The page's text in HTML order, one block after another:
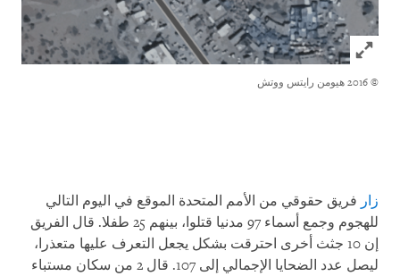
Click to expand Image
© 2016 هيومن رايتس ووتش
زار فريق حقوقي من الأمم المتحدة الموقع في اليوم التالي
للهجوم وجمع أسماء 97 مدنيا قتلوا، بينهم 25 طفلا. قال الفريق
إن 10 جثث أخرى احترقت بشكل يجعل التعرف عليها متعذرا،
ليصل عدد الضحايا الإجمالي إلى 107. قال 2 من سكان مستباء